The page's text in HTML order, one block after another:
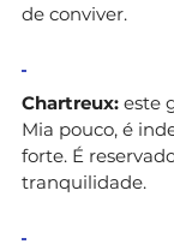
de conviver.
Chartreux: este
Mia pouco, é
forte. É
tranquilidade.